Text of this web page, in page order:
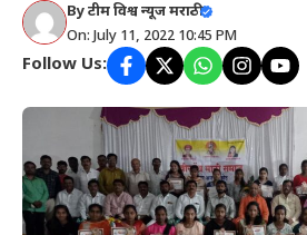
Byटीम विश्व न्यूज मराठी
On: July 11, 2022 10:45 PM
Follow Us: